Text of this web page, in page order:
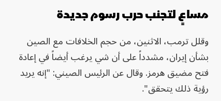
مساعٍ لتجنب حرب رسوم جديدة
وقلل ترمب، الاثنين، من حجم الخلافات مع الصين
بشأن إيران، مشدداً على أن شي يرغب أيضاً في إعادة
فتح مضيق هرمز. وقال عن الرئيس الصيني: "إنه يريد
رؤية ذلك يتحقق".